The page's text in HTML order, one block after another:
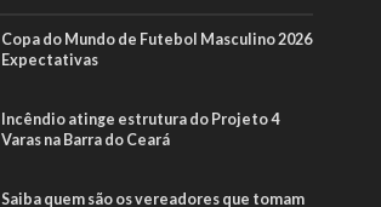
Copa do Mundo de Futebol Masculino 2026
Expectativas
Incêndio atinge estrutura do Projeto 4
Varas na Barra do Ceará
Saiba quem são os vereadores que tomam